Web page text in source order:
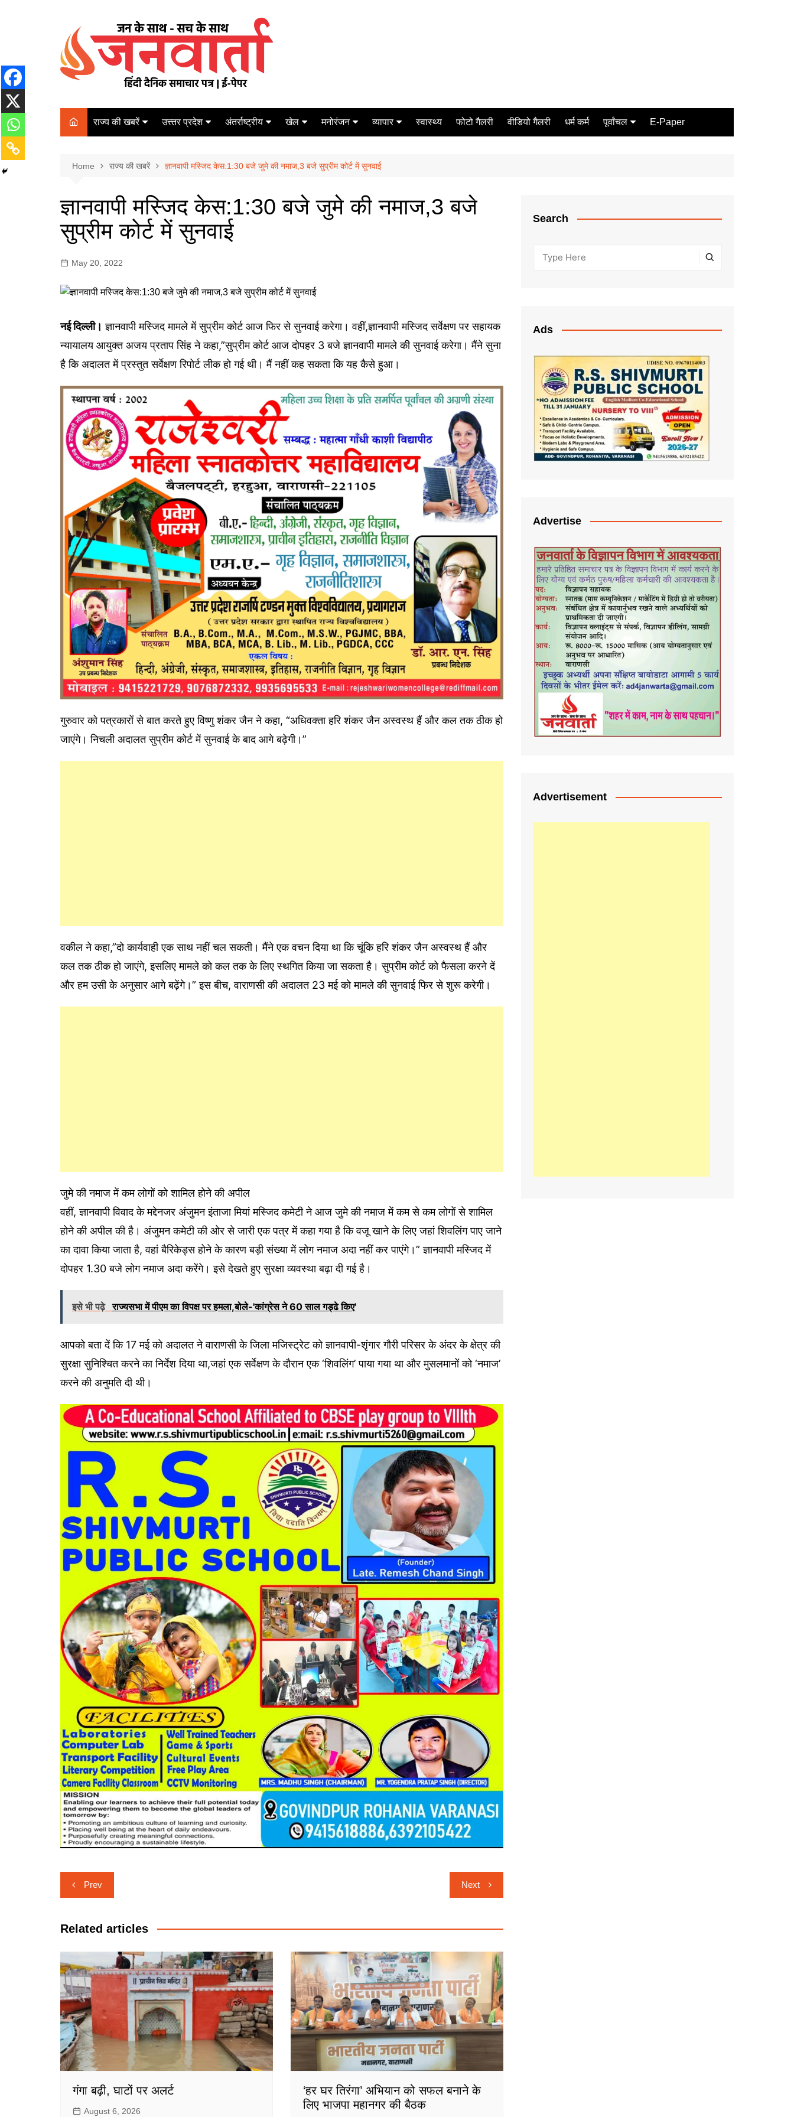
राज्य की खबरें
पटना
कोलकाता
नई दिल्ली
मुम्बई
उत्त्तर प्रदेश
कानपुर
आज़मगढ़
ग़ाज़ीपुर
लखनऊ
अंतर्राष्ट्रीय खेल
टेनिस
मनोरंजन
मिर्च मसाला
व्यापार
ऑटो मोबाइल
स्वास्थ्य फोटो गैलरी वीडियो गैलरी धर्म कर्म पूर्वांचल E-Paper
Home राज्य की खबरें ज्ञानवापी मस्जिद केस:1:30 बजे जुमे की नमाज,3 बजे सुप्रीम कोर्ट में सुनवाई
ज्ञानवापी मस्जिद केस:1:30 बजे जुमे की नमाज,3 बजे
सुप्रीम कोर्ट में सुनवाई
May 20, 2022
नई दिल्ली। ज्ञानवापी मस्जिद मामले में सुप्रीम कोर्ट आज फिर से सुनवाई करेगा। वहीं,ज्ञानवापी मस्जिद सर्वेक्षण पर सहायक
न्यायालय आयुक्त अजय प्रताप सिंह ने कहा,”सुप्रीम कोर्ट आज दोपहर 3 बजे ज्ञानवापी मामले की सुनवाई करेगा। मैंने सुना
है कि अदालत में प्रस्तुत सर्वेक्षण रिपोर्ट लीक हो गई थी। मैं नहीं कह सकता कि यह कैसे हुआ।
गुरुवार को पत्रकारों से बात करते हुए विष्णु शंकर जैन ने कहा, “अधिवक्ता हरि शंकर जैन अस्वस्थ हैं और कल तक ठीक हो
जाएंगे। निचली अदालत सुप्रीम कोर्ट में सुनवाई के बाद आगे बढ़ेगी।”
वकील ने कहा,”दो कार्यवाही एक साथ नहीं चल सकती। मैंने एक वचन दिया था कि चूंकि हरि शंकर जैन अस्वस्थ हैं और
कल तक ठीक हो जाएंगे, इसलिए मामले को कल तक के लिए स्थगित किया जा सकता है। सुप्रीम कोर्ट को फैसला करने दें
और हम उसी के अनुसार आगे बढ़ेंगे।” इस बीच, वाराणसी की अदालत 23 मई को मामले की सुनवाई फिर से शुरू करेगी।
जुमे की नमाज में कम लोगों को शामिल होने की अपील
वहीं, ज्ञानवापी विवाद के मद्देनजर अंजुमन इंताजा मियां मस्जिद कमेटी ने आज जुमे की नमाज में कम से कम लोगों से शामिल
होने की अपील की है। अंजुमन कमेटी की ओर से जारी एक पत्र में कहा गया है कि वजू खाने के लिए जहां शिवलिंग पाए जाने
का दावा किया जाता है, वहां बैरिकेड्स होने के कारण बड़ी संख्या में लोग नमाज अदा नहीं कर पाएंगे।” ज्ञानवापी मस्जिद में
दोपहर 1.30 बजे लोग नमाज अदा करेंगे। इसे देखते हुए सुरक्षा व्यवस्था बढ़ा दी गई है।
इसे भी पढ़े राज्यसभा में पीएम का विपक्ष पर हमला,बोले-'कांग्रेस ने 60 साल गड्ढे किए'
आपको बता दें कि 17 मई को अदालत ने वाराणसी के जिला मजिस्ट्रेट को ज्ञानवापी-शृंगार गौरी परिसर के अंदर के क्षेत्र की
सुरक्षा सुनिश्चित करने का निर्देश दिया था,जहां एक सर्वेक्षण के दौरान एक ‘शिवलिंग’ पाया गया था और मुसलमानों को ‘नमाज’
करने की अनुमति दी थी।
Post
navigation
Prev Next
Related articles
गंगा बढ़ी, घाटों पर अलर्ट
August 6, 2026
‘हर घर तिरंगा’ अभियान को सफल बनाने के
लिए भाजपा महानगर की बैठक
Search
Ads
Advertise
Advertisement